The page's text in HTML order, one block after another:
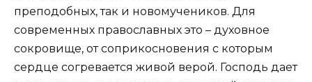
преподобных, так и новомучеников. Для
современных православных это – духовное
сокровище, от соприкосновения с которым
сердце согревается живой верой. Господь дает